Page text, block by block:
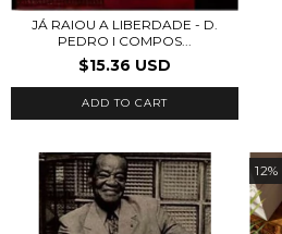
JÁ RAIOU A LIBERDADE - D.
PEDRO I COMPOS...
$15.36 USD
12%